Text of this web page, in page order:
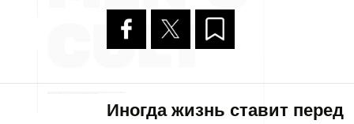
Иногда жизнь ставит перед